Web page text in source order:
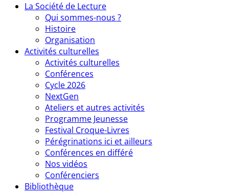
La Société de Lecture
Qui sommes-nous ?
Histoire
Organisation
Activités culturelles
Activités culturelles
Conférences
Cycle 2026
NextGen
Ateliers et autres activités
Programme Jeunesse
Festival Croque-Livres
Pérégrinations ici et ailleurs
Conférences en différé
Nos vidéos
Conférenciers
Bibliothèque